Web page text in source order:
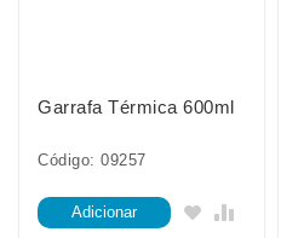
Garrafa Térmica 600ml
Código: 09257
Adicionar